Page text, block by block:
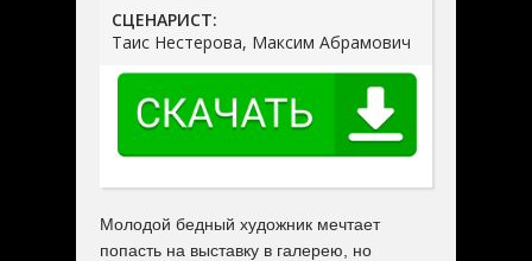
СЦЕНАРИСТ:
Таис Нестерова, Максим Абрамович
Молодой бедный художник мечтает
попасть на выставку в галерею, но